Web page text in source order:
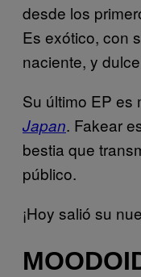
desde los
Es exótico, con
naciente, y
Su último EP es
Japan. Fakear
bestia que
público.
¡Hoy salió su